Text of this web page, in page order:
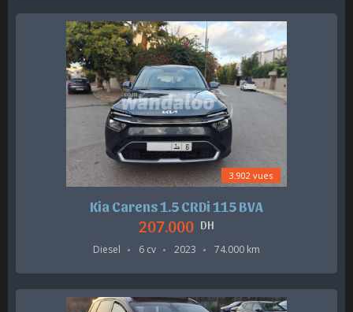
3.902 vues
Kia Carens 1.5 CRDi 115 BVA
207.000 DH
Diesel 6 cv 2023 74.000 km